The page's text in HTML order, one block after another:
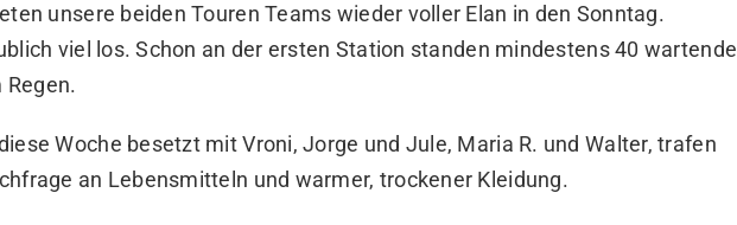
unsere beiden Touren Teams wieder voller Elan in den Sonntag.
viel los. Schon an der ersten Station standen mindestens 40 wartende
Regen.
Woche besetzt mit Vroni, Jorge und Jule, Maria R. und Walter, trafen
an Lebensmitteln und warmer, trockener Kleidung.